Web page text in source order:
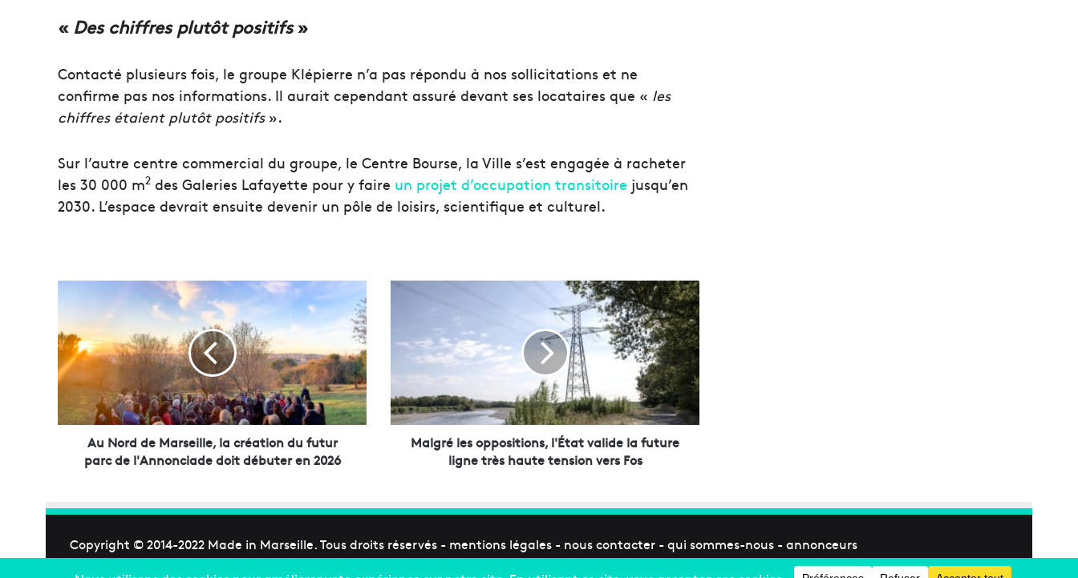
« Des chiffres plutôt positifs»
Contacté plusieurs fois, le groupe Klépierre n’a pas répondu à nos sollicitations et ne
confirme pas nos informations. Il aurait cependant assuré devant ses locataires que « les
chiffres étaient plutôt positifs».
Sur l’autre centre commercial du groupe, le Centre Bourse, la Ville s’est engagée à racheter
les 30 000 m2 des Galeries Lafayette pour y faire un projet d’occupation transitoire jusqu’en
2030. L’espace devrait ensuite devenir un pôle de loisirs, scientifique et culturel.
o
r
d
d
e
M
i
e
Au Nord de Marseille, la création du futur
parc de l'Annonciade doit débuter en 2026
M
g
é
e
s
s
t
i
Malgré les oppositions, l'État valide la future
ligne très haute tension vers Fos
Copyright © 2014-2022 Made in Marseille. Tous droits réservés - mentions légales - nous contacter - qui sommes-nous - annonceurs
Facebook
X Linkedin
YouTube
Instagram